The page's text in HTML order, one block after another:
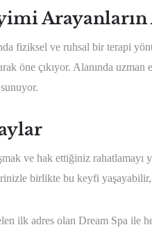
fiziksel ve ruhsal bir terapi
öne çıkıyor. Alanında
ve hak ettiğiniz rahatlamayı
birlikte bu keyfi
ilk adres olan Dream Spa ile